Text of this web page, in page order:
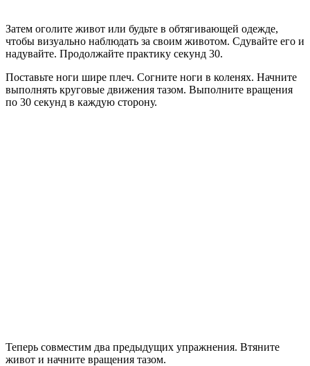
Затем оголите живот или будьте в обтягивающей одежде,
чтобы визуально наблюдать за своим животом. Сдувайте его и
надувайте. Продолжайте практику секунд 30.
Поставьте ноги шире плеч. Согните ноги в коленях. Начните
выполнять круговые движения тазом. Выполните вращения
по 30 секунд в каждую сторону.
Теперь совместим два предыдущих упражнения. Втяните
живот и начните вращения тазом.